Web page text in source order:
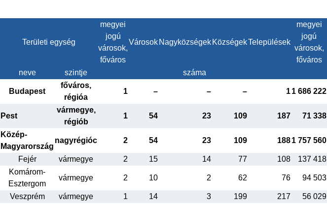
Területi egység
megyei
jogú
városok,
főváros
Városok Nagyközségek KözségekTelepülések
megyei
jogú
városok,
főváros
neve szintje száma
Budapest
főváros,
régióa
1 – – – 11 686 222
Pest
vármegye,
régiób
1 54 23 109 187 71 338
Közép-
Magyarország
nagyrégióc 2 54 23 109 1881 757 560
Fejér vármegye 2 15 14 77 108 137 418
Komárom-
Esztergom
vármegye 2 10 2 62 76 94 503
Veszprém vármegye 1 14 3 199 217 56 029